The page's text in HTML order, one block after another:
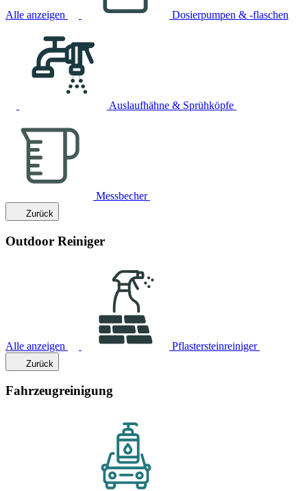
Alle anzeigen Dosierpumpen & -flaschen
Auslaufhähne & Sprühköpfe
Messbecher
Zurück
Outdoor Reiniger
Alle anzeigen Pflastersteinreiniger
Zurück
Fahrzeugreinigung